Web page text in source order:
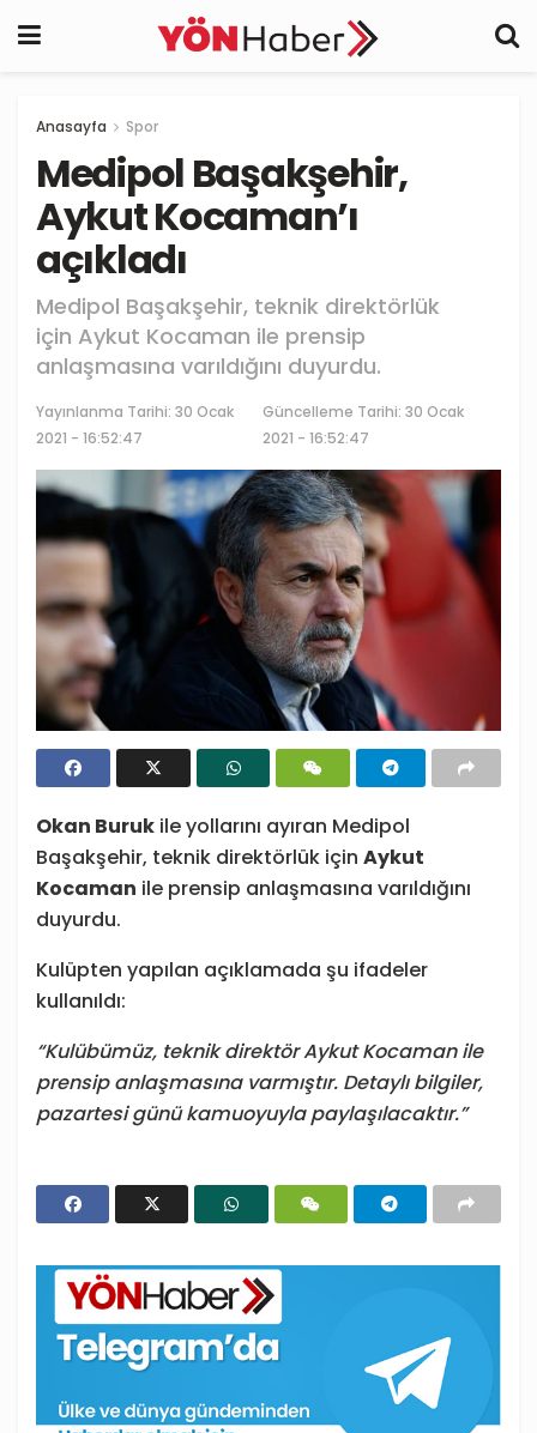
Anasayfa Spor
Medipol Başakşehir,
Aykut Kocaman’ı
açıkladı
Medipol Başakşehir, teknik direktörlük
için Aykut Kocaman ile prensip
anlaşmasına varıldığını duyurdu.
Yayınlanma Tarihi: 30 Ocak
2021 - 16:52:47
Güncelleme Tarihi: 30 Ocak
2021 - 16:52:47
Okan Buruk ile yollarını ayıran Medipol
Başakşehir, teknik direktörlük için Aykut
Kocaman ile prensip anlaşmasına varıldığını
duyurdu.
Kulüpten yapılan açıklamada şu ifadeler
kullanıldı:
“Kulübümüz, teknik direktör Aykut Kocaman ile
prensip anlaşmasına varmıştır. Detaylı bilgiler,
pazartesi günü kamuoyuyla paylaşılacaktır.”